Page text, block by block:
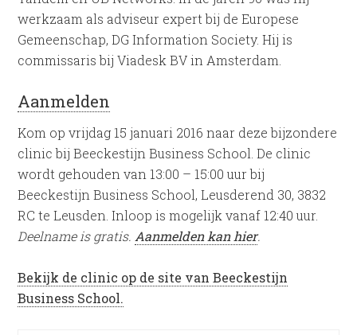
werkzaam als adviseur expert bij de Europese
Gemeenschap, DG Information Society. Hij is
commissaris bij Viadesk BV in Amsterdam.
Aanmelden
Kom op vrijdag 15 januari 2016 naar deze bijzondere
clinic bij Beeckestijn Business School. De clinic
wordt gehouden van 13:00 – 15:00 uur bij
Beeckestijn Business School, Leusderend 30, 3832
RC te Leusden. Inloop is mogelijk vanaf 12:40 uur.
Deelname is gratis. Aanmelden kan hier.
Bekijk de clinic op de site van Beeckestijn
Business School.